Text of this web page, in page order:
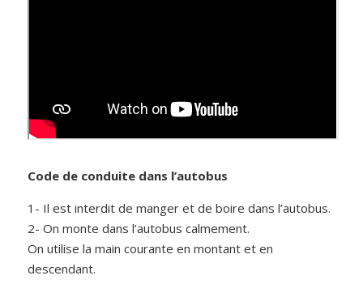
Code de conduite dans l’autobus
1- Il est interdit de manger et de boire dans l’autobus.
2- On monte dans l’autobus calmement.
On utilise la main courante en montant et en
descendant.